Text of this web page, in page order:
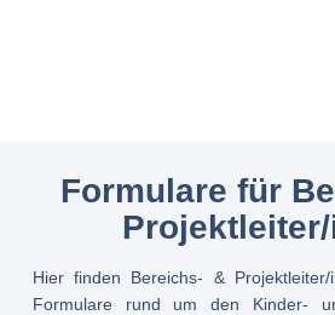
Formulare für
Hier finden Bereichs- &
Formulare rund um den Kinder-